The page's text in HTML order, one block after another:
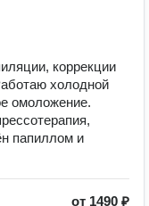
коррекции
холодной
омоложение.
папиллом и
от 1490 ₽